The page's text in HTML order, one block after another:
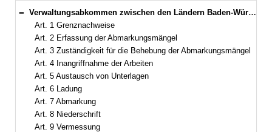
Bereich reduzieren
Verwaltungsabkommen zwischen den Ländern Baden-Württemberg, Hessen und dem Freistaat Bayern über die Erhaltung der Abmarkung der Landesgrenzen vom 23. Januar 1960
Art. 1 Grenznachweise
Art. 2 Erfassung der Abmarkungsmängel
Art. 3 Zuständigkeit für die Behebung der Abmarkungsmängel
Art. 4 Inangriffnahme der Arbeiten
Art. 5 Austausch von Unterlagen
Art. 6 Ladung
Art. 7 Abmarkung
Art. 8 Niederschrift
Art. 9 Vermessung